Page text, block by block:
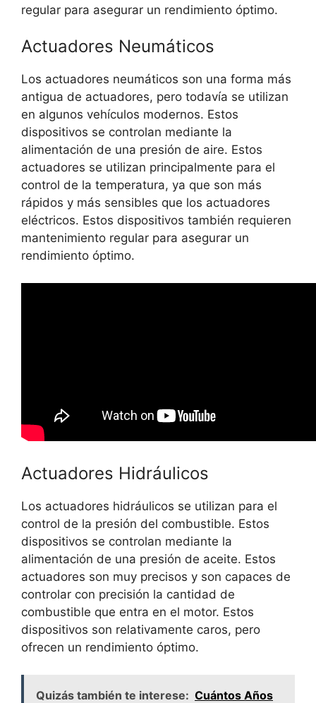
regular para asegurar un rendimiento óptimo.
Actuadores Neumáticos
Los actuadores neumáticos son una forma más
antigua de actuadores, pero todavía se utilizan
en algunos vehículos modernos. Estos
dispositivos se controlan mediante la
alimentación de una presión de aire. Estos
actuadores se utilizan principalmente para el
control de la temperatura, ya que son más
rápidos y más sensibles que los actuadores
eléctricos. Estos dispositivos también requieren
mantenimiento regular para asegurar un
rendimiento óptimo.
Actuadores Hidráulicos
Los actuadores hidráulicos se utilizan para el
control de la presión del combustible. Estos
dispositivos se controlan mediante la
alimentación de una presión de aceite. Estos
actuadores son muy precisos y son capaces de
controlar con precisión la cantidad de
combustible que entra en el motor. Estos
dispositivos son relativamente caros, pero
ofrecen un rendimiento óptimo.
Quizás también te interese: Cuántos Años